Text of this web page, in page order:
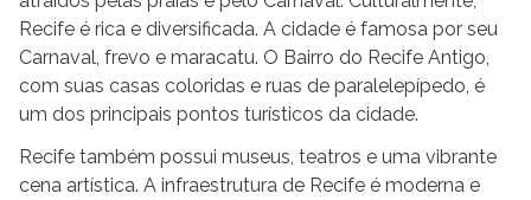
Recife é rica e diversificada. A cidade é famosa por seu
Carnaval, frevo e maracatu. O Bairro do Recife Antigo,
com suas casas coloridas e ruas de paralelepípedo, é
um dos principais pontos turísticos da cidade.
Recife também possui museus, teatros e uma vibrante
cena artística. A infraestrutura de Recife é moderna e